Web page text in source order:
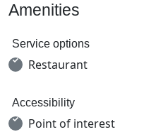
Amenities
Service options
Restaurant
Accessibility
Point of interest